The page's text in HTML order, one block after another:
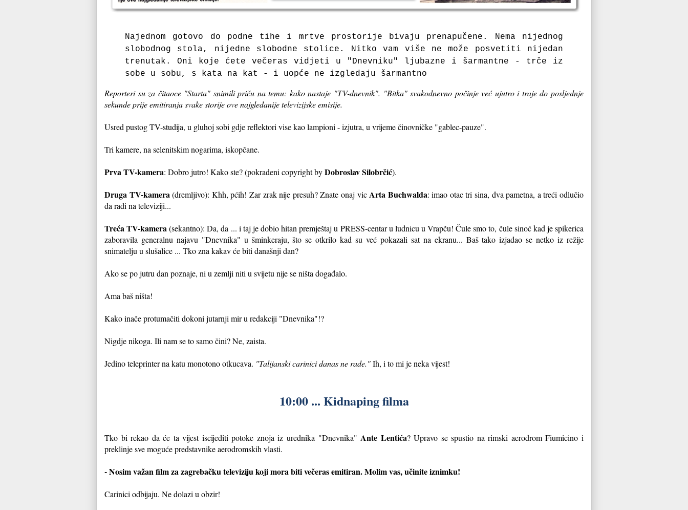
Najednom gotovo do podne tihe i mrtve prostorije bivaju prenapučene. Nema nijednog
slobodnog stola, nijedne slobodne stolice. Nitko vam više ne može posvetiti nijedan
trenutak. Oni koje ćete večeras vidjeti u "Dnevniku" ljubazne i šarmantne - trče iz
sobe u sobu, s kata na kat - i uopće ne izgledaju šarmantno
Reporteri su za čitaoce "Starta" snimili priču na temu: kako nastaje "TV-dnevnik". "Bitka" svakodnevno počinje već ujutro i traje do posljednje
sekunde prije emitiranja svake storije ove najgledanije televizijske emisije.
Usred pustog TV-studija, u gluhoj sobi gdje reflektori vise kao lampioni - izjutra, u vrijeme činovničke "gablec-pauze".
Tri kamere, na selenitskim nogarima, iskopčane.
Prva TV-kamera: Dobro jutro! Kako ste? (pokradeni copyright byDobroslav Silobrčić).
Druga TV-kamera (dremljivo): Khh, pćih! Zar zrak nije presuh? Znate onaj vic Arta Buchwalda: imao otac tri sina, dva pametna, a treći odlučio
da radi na televiziji...
Treća TV-kamera (sekantno): Da, da ... i taj je dobio hitan premještaj u PRESS-centar u ludnicu u Vrapču! Čule smo to, čule sinoć kad je spikerica
zaboravila generalnu najavu "Dnevnika" u šminkeraju, što se otkrilo kad su već pokazali sat na ekranu... Baš tako izjadao se netko iz režije
snimatelju u slušalice ... Tko zna kakav će biti današnji dan?
Ako se po jutru dan poznaje, ni u zemlji niti u svijetu nije se ništa događalo.
Ama baš ništa!
Kako inače protumačiti dokoni jutarnji mir u redakciji "Dnevnika"!?
Nigdje nikoga. Ili nam se to samo čini? Ne, zaista.
Jedino teleprinter na katu monotono otkucava. "Talijanski carinici danas ne rade."Ih, i to mi je neka vijest!
10:00 ... Kidnaping filma
Tko bi rekao da će ta vijest iscijediti potoke znoja iz urednika "Dnevnika" Ante Lentića? Upravo se spustio na rimski aerodrom Fiumicino i
preklinje sve moguće predstavnike aerodromskih vlasti.
- Nosim važan film za zagrebačku televiziju koji mora biti večeras emitiran. Molim vas, učinite iznimku!
Carinici odbijaju. Ne dolazi u obzir!